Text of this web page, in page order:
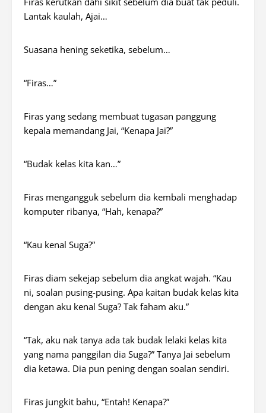
Lantak kaulah, Ajai…
Suasana hening seketika, sebelum…
“Firas…”
Firas yang sedang membuat tugasan panggung
kepala memandang Jai, “Kenapa Jai?”
“Budak kelas kita kan…”
Firas mengangguk sebelum dia kembali menghadap
komputer ribanya, “Hah, kenapa?”
“Kau kenal Suga?”
Firas diam sekejap sebelum dia angkat wajah. “Kau
ni, soalan pusing-pusing. Apa kaitan budak kelas kita
dengan aku kenal Suga? Tak faham aku.”
“Tak, aku nak tanya ada tak budak lelaki kelas kita
yang nama panggilan dia Suga?” Tanya Jai sebelum
dia ketawa. Dia pun pening dengan soalan sendiri.
Firas jungkit bahu, “Entah! Kenapa?”